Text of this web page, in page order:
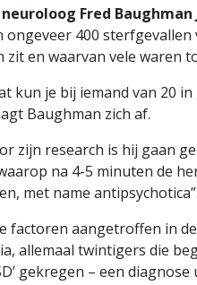
neuroloog Fred
ongeveer 400
zit en waarvan vele waren
kun je bij iemand van 20
Baughman zich af.
zijn research is hij gaan
na 4-5 minuten de
met name
factoren aangetroffen in
allemaal twintigers die
gekregen – een